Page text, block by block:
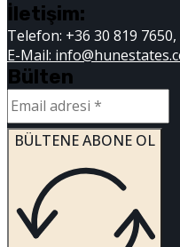
İletişim:
Telefon: +36 30 819
E-Mail:
Bülten
BÜLTENE ABONE OL